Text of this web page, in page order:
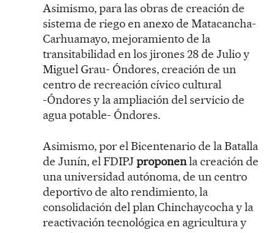
Asimismo, para las obras de creación de
sistema de riego en anexo de Matacancha-
Carhuamayo, mejoramiento de la
transitabilidad en los jirones 28 de Julio y
Miguel Grau- Óndores, creación de un
centro de recreación cívico cultural
-Óndores y la ampliación del servicio de
agua potable- Óndores.
Asimismo, por el Bicentenario de la Batalla
de Junín, el FDIPJproponenla creación de
una universidad autónoma, de un centro
deportivo de alto rendimiento, la
consolidación del plan Chinchaycocha y la
reactivación tecnológica en agricultura y